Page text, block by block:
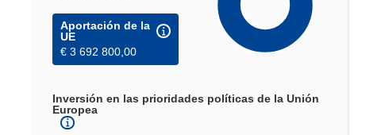
Aportación de la
UE
€ 3 692 800,00
Inversión en las prioridades políticas de la Unión
Europea